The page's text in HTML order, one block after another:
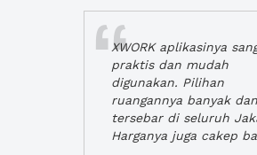
XWORK aplikasinya
praktis dan mudah
digunakan. Pilihan
ruangannya banyak dan
tersebar di seluruh
Harganya juga cakep